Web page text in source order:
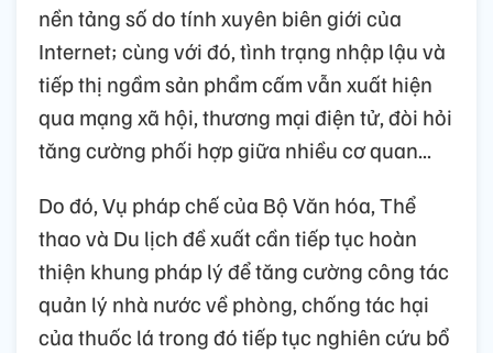
nền tảng số do tính xuyên biên giới của
Internet; cùng với đó, tình trạng nhập lậu và
tiếp thị ngầm sản phẩm cấm vẫn xuất hiện
qua mạng xã hội, thương mại điện tử, đòi hỏi
tăng cường phối hợp giữa nhiều cơ quan...
Do đó, Vụ pháp chế của Bộ Văn hóa, Thể
thao và Du lịch đề xuất cần tiếp tục hoàn
thiện khung pháp lý để tăng cường công tác
quản lý nhà nước về phòng, chống tác hại
của thuốc lá trong đó tiếp tục nghiên cứu bổ